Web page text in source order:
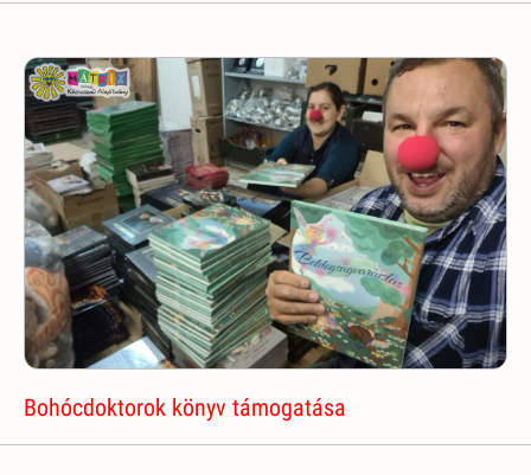
Bohócdoktorok könyv támogatása